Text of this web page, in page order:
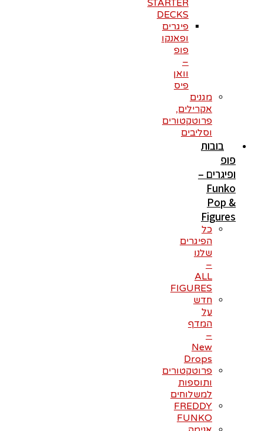
STARTER
DECKS
פיגרים
ופאנקו
פופ
–
וואן
פיס
מגנים
אקרילים,
פרוטקטורים
וסליבים
בובות
פופ
ופיגרים –
Funko
Pop &
Figures
כל
הפיגרים
שלנו
–
ALL
FIGURES
חדש
על
המדף
–
New
Drops
פרוטקטורים
ותוספות
למשלוחים
FREDDY
FUNKO